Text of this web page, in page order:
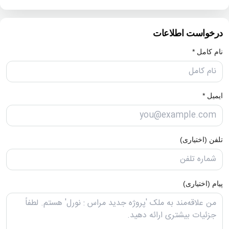
درخواست اطلاعات
نام کامل *
ایمیل *
تلفن (اختیاری)
پیام (اختیاری)